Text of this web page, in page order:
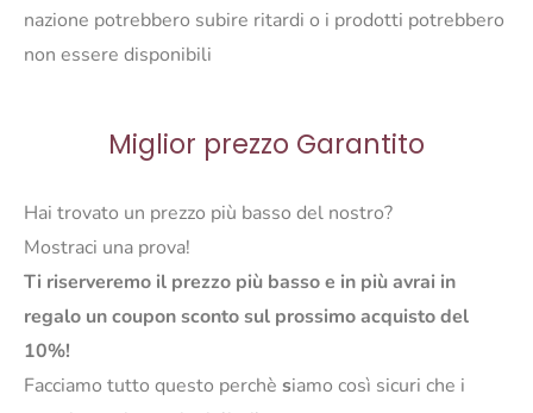
nazione potrebbero subire ritardi o i prodotti potrebbero
non essere disponibili
Miglior prezzo Garantito
Hai trovato un prezzo più basso del nostro?
Mostraci una prova!
Ti riserveremo il prezzo più basso e in più avrai in
regalo un coupon sconto sul prossimo acquisto del
10%!
Facciamo tutto questo perchè siamo così sicuri che i